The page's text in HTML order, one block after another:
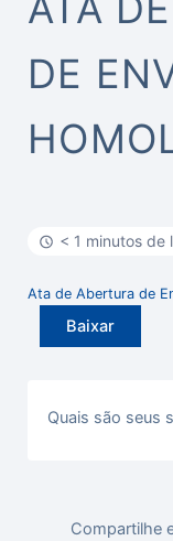
DE
< 1 minutos de
Ata de Abertura de
Baixar
Quais são seus
Compartilhe